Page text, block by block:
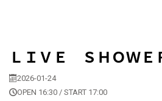
ＬＩＶＥ ＳＨＯＷ
2026-01-24
OPEN 16:30 / START 17:00